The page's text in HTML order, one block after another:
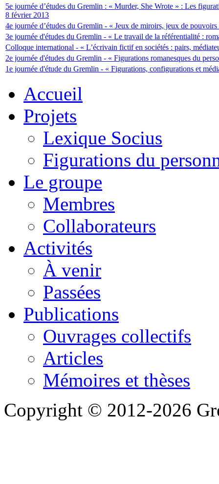
5e journée d’études du Gremlin : « Murder, She Wrote » : Les
8 février 2013
4e journée d’études du Gremlin - « Jeux de miroirs, jeux de
3e journée d'études du Gremlin - « Le travail de la référentialité :
Colloque international - « L’écrivain fictif en sociétés : pairs,
2e journée d'études du Gremlin - « Figurations romanesques du
1e journée d'étude du Gremlin - « Figurations, configurations et
Accueil
Projets
Lexique Socius
Figurations du
Le groupe
Membres
Collaborateurs
Activités
À venir
Passées
Publications
Ouvrages collectifs
Articles
Mémoires et thèses
Copyright © 2012-2026